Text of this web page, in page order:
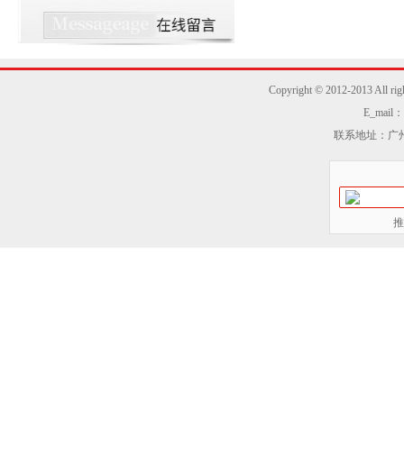
Copyright © 2012-2013 All
E_mail
联系地址：广